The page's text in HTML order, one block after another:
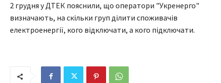
2 грудня у ДТЕК пояснили, що оператори "Укренерго"
визначають, на скільки груп ділити споживачів
електроенергії, кого відключати, а кого підключати.